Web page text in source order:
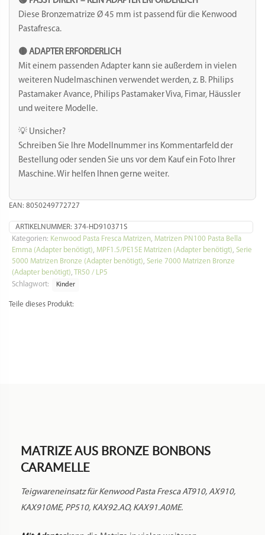
Diese Bronzematrize Ø 45 mm ist passend für die Kenwood
Pastafresca.
🟡 ADAPTER ERFORDERLICH
Mit einem passenden Adapter kann sie außerdem in vielen
weiteren Nudelmaschinen verwendet werden, z. B. Philips
Pastamaker Avance, Philips Pastamaker Viva, Fimar, Häussler
und weitere Modelle.
💡 Unsicher?
Schreiben Sie Ihre Modellnummer ins Kommentarfeld der
Bestellung oder senden Sie uns vor dem Kauf ein Foto Ihrer
Maschine. Wir helfen Ihnen gerne weiter.
EAN: 8050249772727
ARTIKELNUMMER: 374-HD910371S
Kategorien: Kenwood Pasta Fresca Matrizen, Matrizen PN100 Pasta Bella
Emma (Adapter benötigt), MPF1.5/PE15E Matrizen (Adapter benötigt), Serie
5000 Matrizen Bronze (Adapter benötigt), Serie 7000 Matrizen Bronze
(Adapter benötigt), TR50 / LP5
Schlagwort:
Kinder
Teile dieses Produkt:
MATRIZE AUS BRONZE BONBONS
CARAMELLE
Teigwareneinsatz für Kenwood Pasta Fresca AT910, AX910,
KAX910ME, PP510, KAX92.AO, KAX91.A0ME.